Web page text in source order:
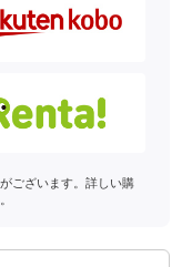
ございます。詳しい購